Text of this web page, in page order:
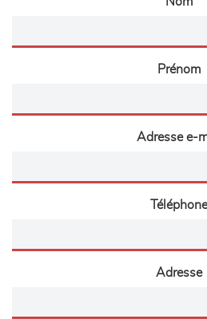
Prénom
Adresse e-
Téléphone
Adresse